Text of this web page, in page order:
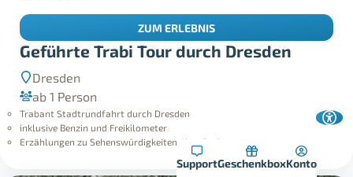
SupportGeschenkboxKonto
Geführte Trabi Tour durch Dresden
Dresden
ab 1 Person
Trabant Stadtrundfahrt durch Dresden
inklusive Benzin und Freikilometer
Erzählungen zu Sehenswürdigkeiten über Funk
ZUM ERLEBNIS